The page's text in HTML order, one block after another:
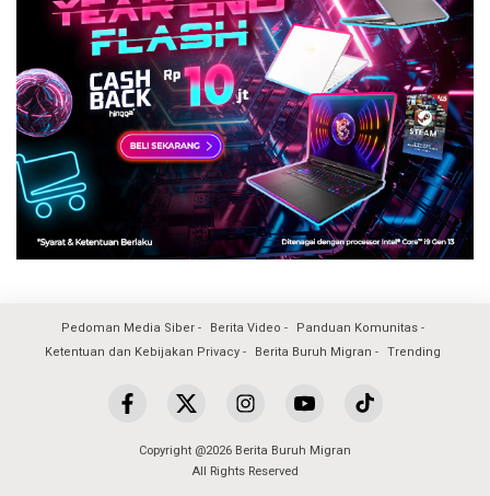
Pedoman Media Siber Berita Video
Panduan Komunitas
Ketentuan dan Kebijakan Privacy
Berita Buruh Migran Trending
Copyright @2026 Berita Buruh Migran
All Rights Reserved